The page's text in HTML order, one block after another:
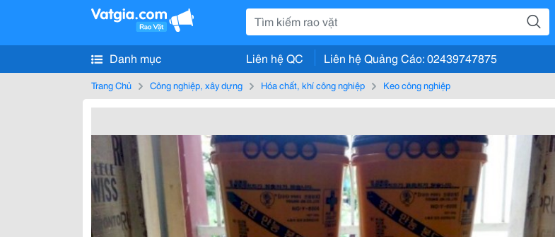
Danh mục Liên hệ QC Liên hệ Quảng Cáo: 02439747875
Trang Chủ Công nghiệp, xây dựng Hóa chất, khí công nghiệp Keo công nghiệp